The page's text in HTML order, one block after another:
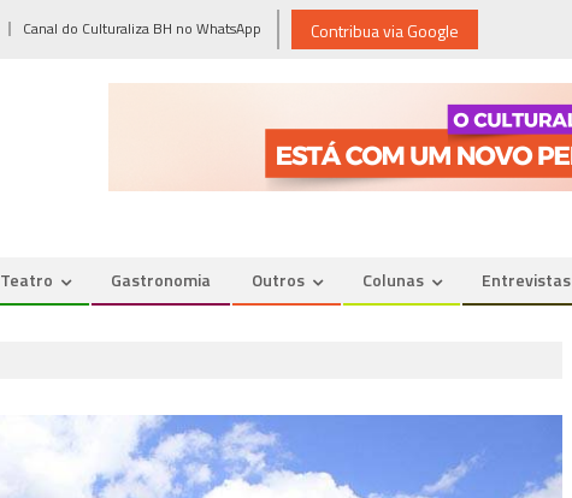
Canal do Culturaliza BH no WhatsApp Contribua via Google
Teatro Gastronomia Outros Colunas Entrevistas